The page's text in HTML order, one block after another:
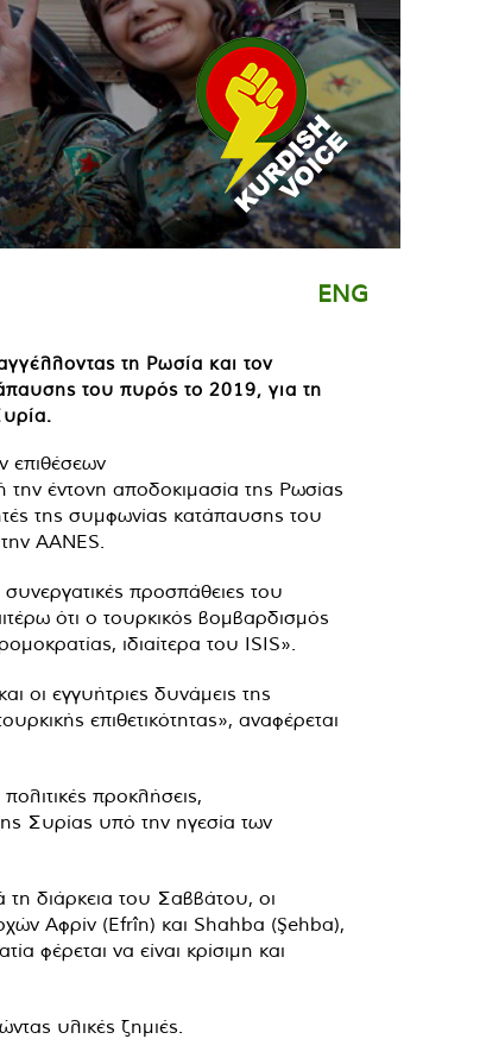
ENG
τη Ρωσία και τον
του πυρός το 2019, για τη
την έντονη αποδοκιμασία της Ρωσίας
της συμφωνίας κατάπαυσης του
AANES.
προσπάθειες του
ότι ο τουρκικός βομβαρδισμός
ιδιαίτερα του ISIS».
οι εγγυήτριες δυνάμεις της
επιθετικότητας», αναφέρεται
προκλήσεις,
Συρίας υπό την ηγεσία των
διάρκεια του Σαββάτου, οι
Αφρίν (Efrîn) και Shahba (Şehba),
φέρεται να είναι κρίσιμη και
υλικές ζημιές.